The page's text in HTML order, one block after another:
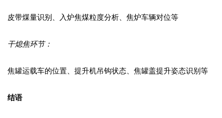
皮带煤量识别、入炉焦煤粒度分析、焦炉车辆对位等
干熄焦环节：
焦罐运载车的位置、提升机吊钩状态、焦罐盖提升姿态识别等
结语